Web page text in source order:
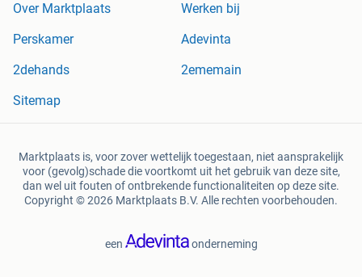
Over Marktplaats
Werken bij
Perskamer
Adevinta
2dehands
2ememain
Sitemap
Marktplaats is, voor zover wettelijk toegestaan, niet aansprakelijk
voor (gevolg)schade die voortkomt uit het gebruik van deze site,
dan wel uit fouten of ontbrekende functionaliteiten op deze site.
Copyright © 2026 Marktplaats B.V. Alle rechten voorbehouden.
een onderneming